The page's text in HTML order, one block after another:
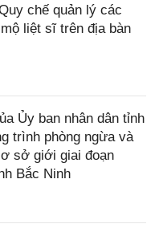
chế quản lý các
liệt sĩ trên địa bàn
Ủy ban nhân dân tỉnh
trình phòng ngừa và
sở giới giai đoạn
Bắc Ninh